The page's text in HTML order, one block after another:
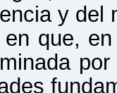
y del
que,